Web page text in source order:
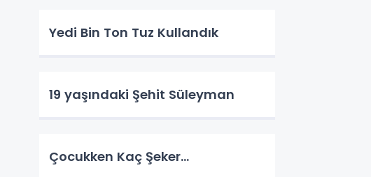
Yedi Bin Ton Tuz Kullandık
19 yaşındaki Şehit Süleyman
Çocukken Kaç Şeker…